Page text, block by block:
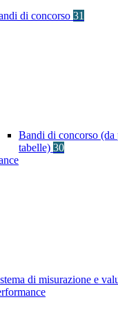
di concorso 31
Bandi di concorso (da
tabelle) 30
di misurazione e